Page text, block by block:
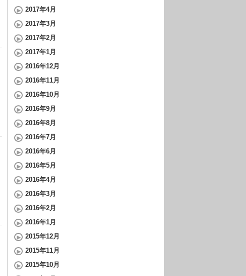
2017年4月
2017年3月
2017年2月
2017年1月
2016年12月
2016年11月
2016年10月
2016年9月
2016年8月
2016年7月
2016年6月
2016年5月
2016年4月
2016年3月
2016年2月
2016年1月
2015年12月
2015年11月
2015年10月